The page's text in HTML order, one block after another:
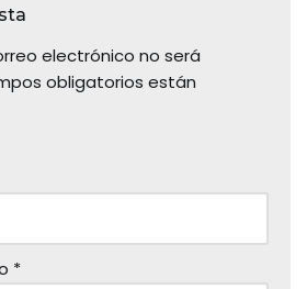
electrónico no será
obligatorios están
*